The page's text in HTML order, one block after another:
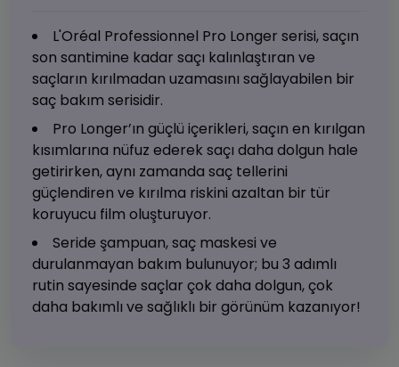
L'Oréal Professionnel Pro Longer serisi, saçın
son santimine kadar saçı kalınlaştıran ve
saçların kırılmadan uzamasını sağlayabilen bir
saç bakım serisidir.
Pro Longer’ın güçlü içerikleri, saçın en kırılgan
kısımlarına nüfuz ederek saçı daha dolgun hale
getirirken, aynı zamanda saç tellerini
güçlendiren ve kırılma riskini azaltan bir tür
koruyucu film oluşturuyor.
Seride şampuan, saç maskesi ve
durulanmayan bakım bulunuyor; bu 3 adımlı
rutin sayesinde saçlar çok daha dolgun, çok
daha bakımlı ve sağlıklı bir görünüm kazanıyor!